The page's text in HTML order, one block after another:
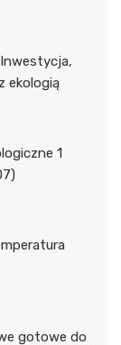
ekologią
1
gotowe do